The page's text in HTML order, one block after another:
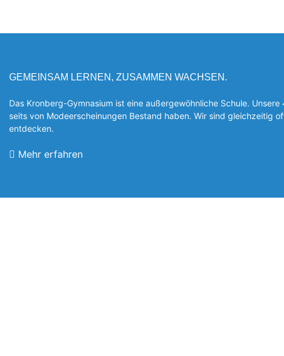
GEMEINSAM LERNEN, ZUSAMMEN WACHSEN.
Das Kronberg-Gymnasium ist eine außergewöhnliche Schule.
seits von Modeerscheinungen Be­stand haben. Wir sind gleichzeitig
entde­cken.
Mehr erfahren